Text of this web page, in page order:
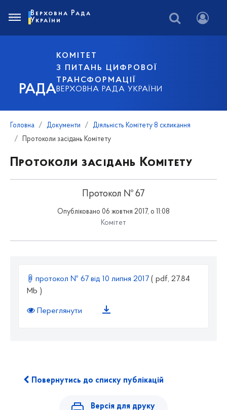
РАДА
КОМІТЕТ
З ПИТАНЬ ЦИФРОВОЇ
ТРАНСФОРМАЦІЇ
ВЕРХОВНА РАДА УКРАЇНИ
Верховна Рада
України
Головна Документи
Діяльність Комітету 8 скликання
Протоколи засідань Комітету
Протоколи засідань Комітету
Протокол № 67
Опубліковано 06 жовтня 2017, о 11:08
Комітет
протокол № 67 від 10 липня 2017 ( pdf, 27.84
Mb )
Переглянути
Повернутись до списку публікацій
Версія для друку